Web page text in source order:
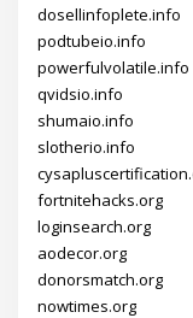
dosellinfoplete.info
podtubeio.info
powerfulvolatile.info
qvidsio.info
shumaio.info
slotherio.info
fortnitehacks.org
loginsearch.org
aodecor.org
donorsmatch.org
nowtimes.org